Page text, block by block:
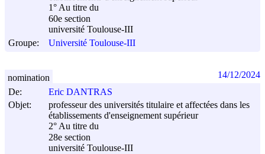
1° Au titre du
60e section
université Toulouse-III
Groupe:
Université Toulouse-III
De:
Eric DANTRAS
Objet:
professeur des universités titulaire et affectées dans les
établissements d'enseignement supérieur
2° Au titre du
28e section
université Toulouse-III
nomination 14/12/2024